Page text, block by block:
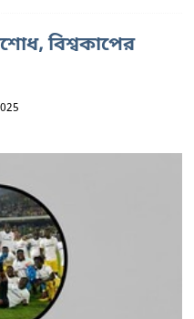
বিশ্বকাপের